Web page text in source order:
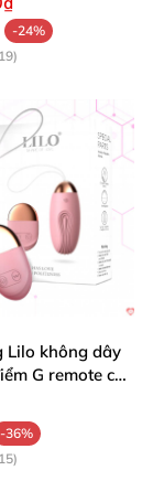
-24%
Lilo không dây
G remote cao
-36%